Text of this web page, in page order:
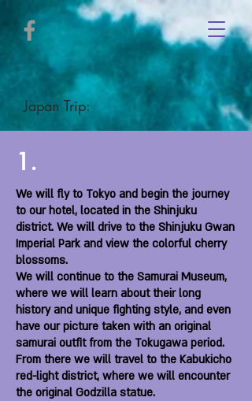
Japan Trip:
1.
We will fly to Tokyo and begin the journey
to our hotel, located in the Shinjuku
district. We will drive to the Shinjuku Gwan
Imperial Park and view the colorful cherry
blossoms.
We will continue to the Samurai Museum,
where we will learn about their long
history and unique fighting style, and even
have our picture taken with an original
samurai outfit from the Tokugawa period.
From there we will travel to the Kabukicho
red-light district, where we will encounter
the original Godzilla statue.